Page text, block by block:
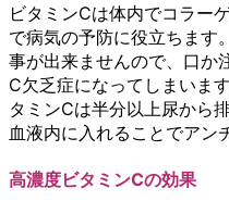
ビタミンCは体内でコラー
で病気の予防に役立ちます
事が出来ませんので、口か
C欠乏症になってしまいま
タミンCは半分以上尿から
血液内に入れることでアン
高濃度ビタミンCの効果